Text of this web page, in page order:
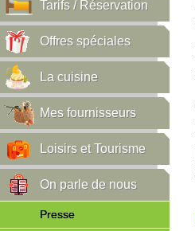
Tarifs / Réservation
Offres spéciales
La cuisine
Mes fournisseurs
Loisirs et Tourisme
On parle de nous
Presse